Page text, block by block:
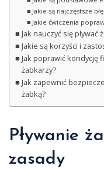
Jakie są najczęstsze
Jakie ćwiczenia
Jak nauczyć się pływać
Jakie są korzyści i
Jak poprawić kondycję
żabkarzy?
Jak zapewnić
żabką?
Pływanie
zasady